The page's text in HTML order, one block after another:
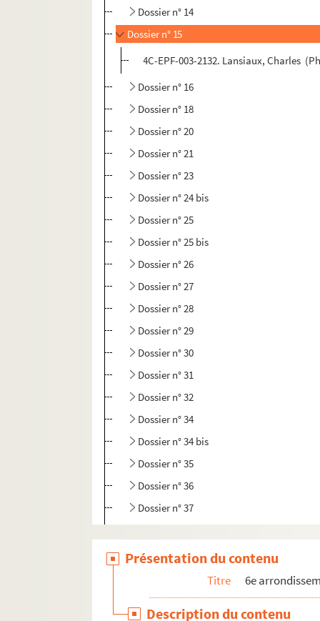
Dossier n° 14
Dossier n° 15
4C-EPF-003-2132. Lansiaux, Charles
Dossier n° 16
Dossier n° 18
Dossier n° 20
Dossier n° 21
Dossier n° 23
Dossier n° 24 bis
Dossier n° 25
Dossier n° 25 bis
Dossier n° 26
Dossier n° 27
Dossier n° 28
Dossier n° 29
Dossier n° 30
Dossier n° 31
Dossier n° 32
Dossier n° 34
Dossier n° 34 bis
Dossier n° 35
Dossier n° 36
Dossier n° 37
Dossier n° 40
Dossier n° 42
Présentation du contenu
Titre 6e
Description du contenu